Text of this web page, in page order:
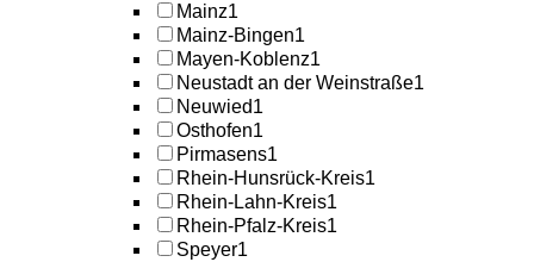
Mainz1
Mainz-Bingen1
Mayen-Koblenz1
Neustadt an der Weinstraße1
Neuwied1
Osthofen1
Pirmasens1
Rhein-Hunsrück-Kreis1
Rhein-Lahn-Kreis1
Rhein-Pfalz-Kreis1
Speyer1